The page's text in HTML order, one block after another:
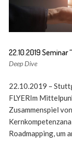
22.10.2019 Seminar
Deep Dive
22.10.2019 –
FLYERIm
Zusammenspiel
Roadmapping, um